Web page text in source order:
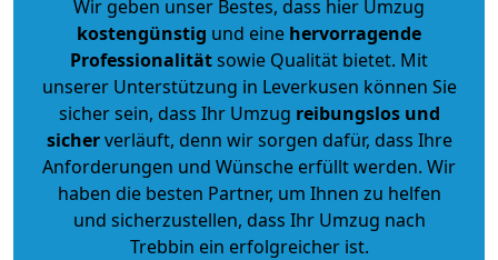
Wir geben unser Bestes, dass hier Umzug
kostengünstig und eine hervorragende
Professionalitätsowie Qualität bietet. Mit
unserer Unterstützung in Leverkusen können Sie
sicher sein, dass Ihr Umzug reibungslos und
sicherverläuft, denn wir sorgen dafür, dass Ihre
Anforderungen und Wünsche erfüllt werden. Wir
haben die besten Partner, um Ihnen zu helfen
und sicherzustellen, dass Ihr Umzug nach
Trebbin ein erfolgreicher ist.